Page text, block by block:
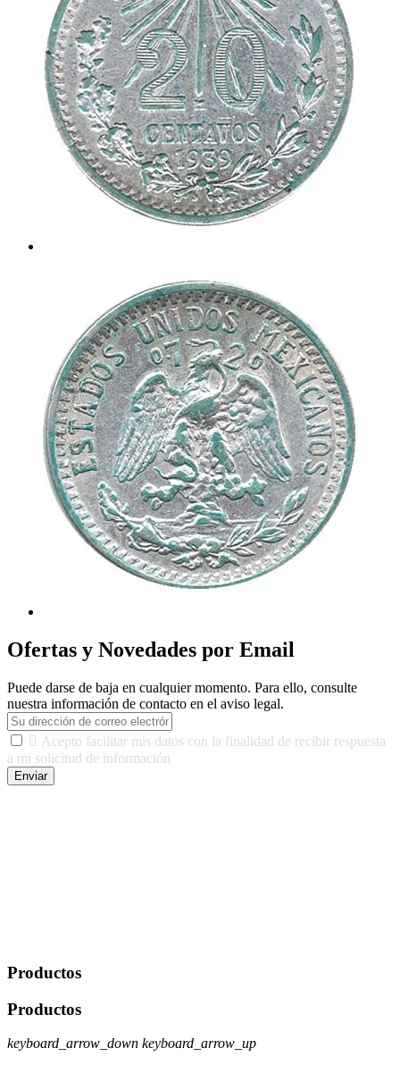
Ofertas y Novedades por Email
Puede darse de baja en cualquier momento. Para ello, consulte
nuestra información de contacto en el aviso legal.
 Acepto facilitar mis datos con la finalidad de recibir respuesta
a mi solicitud de información
Enviar
Productos
Productos
keyboard_arrow_down keyboard_arrow_up